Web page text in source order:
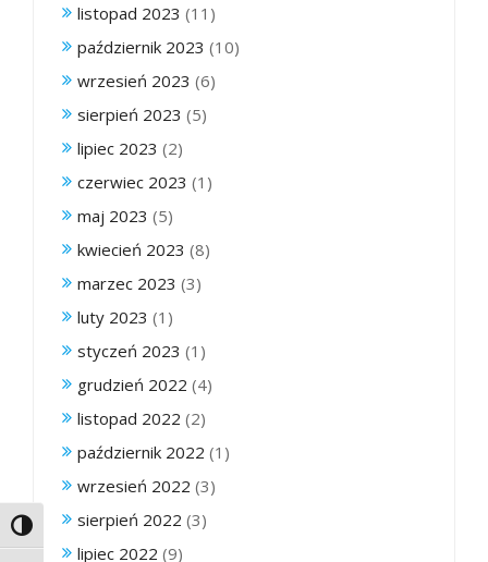
Toggle High Contrast
listopad 2023 (11)
październik 2023 (10)
wrzesień 2023 (6)
sierpień 2023 (5)
lipiec 2023 (2)
czerwiec 2023 (1)
maj 2023 (5)
kwiecień 2023 (8)
marzec 2023 (3)
luty 2023 (1)
styczeń 2023 (1)
grudzień 2022 (4)
listopad 2022 (2)
październik 2022 (1)
wrzesień 2022 (3)
sierpień 2022 (3)
lipiec 2022 (9)